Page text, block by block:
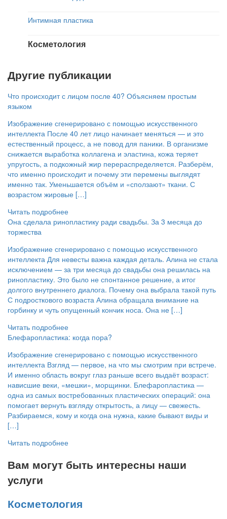
Интимная пластика
Косметология
Другие публикации
Что происходит с лицом после 40? Объясняем простым
языком
Изображение сгенерировано с помощью искусственного
интеллекта После 40 лет лицо начинает меняться — и это
естественный процесс, а не повод для паники. В организме
снижается выработка коллагена и эластина, кожа теряет
упругость, а подкожный жир перераспределяется. Разберём,
что именно происходит и почему эти перемены выглядят
именно так. Уменьшается объём и «сползают» ткани. С
возрастом жировые […]
Читать подробнее
Она сделала ринопластику ради свадьбы. За 3 месяца до
торжества
Изображение сгенерировано с помощью искусственного
интеллекта Для невесты важна каждая деталь. Алина не стала
исключением — за три месяца до свадьбы она решилась на
ринопластику. Это было не спонтанное решение, а итог
долгого внутреннего диалога. Почему она выбрала такой путь
С подросткового возраста Алина обращала внимание на
горбинку и чуть опущенный кончик носа. Она не […]
Читать подробнее
Блефаропластика: когда пора?
Изображение сгенерировано с помощью искусственного
интеллекта Взгляд — первое, на что мы смотрим при встрече.
И именно область вокруг глаз раньше всего выдаёт возраст:
нависшие веки, «мешки», морщинки. Блефаропластика —
одна из самых востребованных пластических операций: она
помогает вернуть взгляду открытость, а лицу — свежесть.
Разбираемся, кому и когда она нужна, какие бывают виды и
[…]
Читать подробнее
Вам могут быть интересны наши
услуги
Косметология